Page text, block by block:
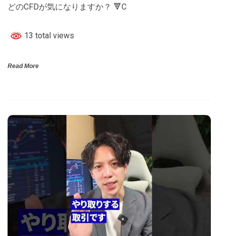
どのCFDが気になりますか？ 🔻C
13 total views
Read More